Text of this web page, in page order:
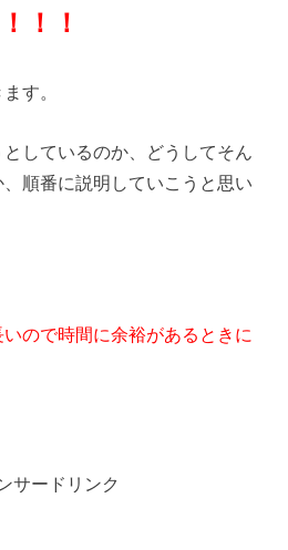
！！
す。
しているのか、どうしてそん
順番に説明していこうと思い
ので時間に余裕があるときに
サードリンク